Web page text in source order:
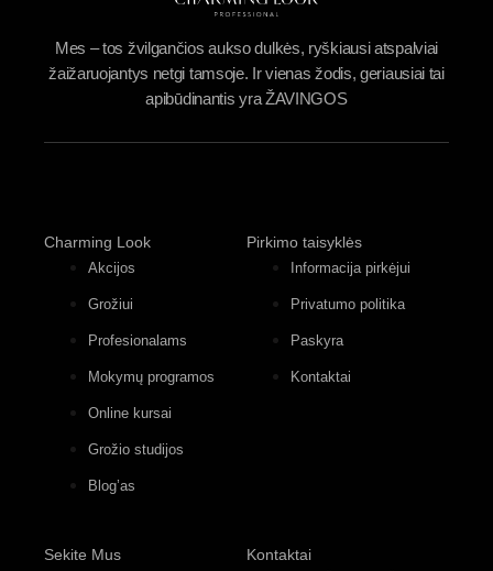
Mes – tos žvilgančios aukso dulkės, ryškiausi atspalviai
žaižaruojantys netgi tamsoje. Ir vienas žodis, geriausiai tai
apibūdinantis yra ŽAVINGOS
Charming Look
Akcijos
Grožiui
Profesionalams
Mokymų programos
Online kursai
Grožio studijos
Blog’as
Pirkimo taisyklės
Informacija pirkėjui
Privatumo politika
Paskyra
Kontaktai
Sekite Mus Kontaktai